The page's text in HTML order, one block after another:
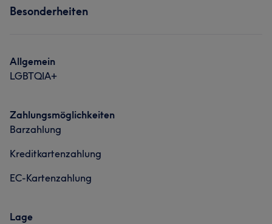
Besonderheiten
Allgemein
LGBTQIA+
Zahlungsmöglichkeiten
Barzahlung
Kreditkartenzahlung
EC-Kartenzahlung
Lage